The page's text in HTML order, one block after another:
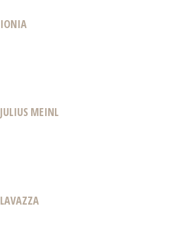
IONIA
JULIUS MEINL
LAVAZZA